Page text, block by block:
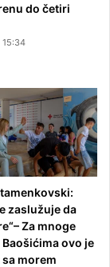
do četiri
zaslužuje da
Za mnoge
ovo je
morem